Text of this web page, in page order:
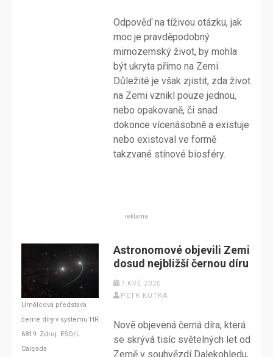
Odpověď na tíživou otázku, jak
moc je pravděpodobný
mimozemský život, by mohla
být ukryta přímo na Zemi.
Důležité je však zjistit, zda život
na Zemi vznikl pouze jednou,
nebo opakovaně, či snad
dokonce vícenásobně a existuje
nebo existoval ve formě
takzvané stínové biosféry.
reklama
Umělcova představa
černé díry v systému HR
6819. Zdroj: ESO/L.
Calçada
Astronomové objevili Zemi
dosud nejbližší černou díru
7 KVĚ 2020
PETR KUTKA
Nově objevená černá díra, která
se skrývá tisíc světelných let od
Země v souhvězdí Dalekohledu,